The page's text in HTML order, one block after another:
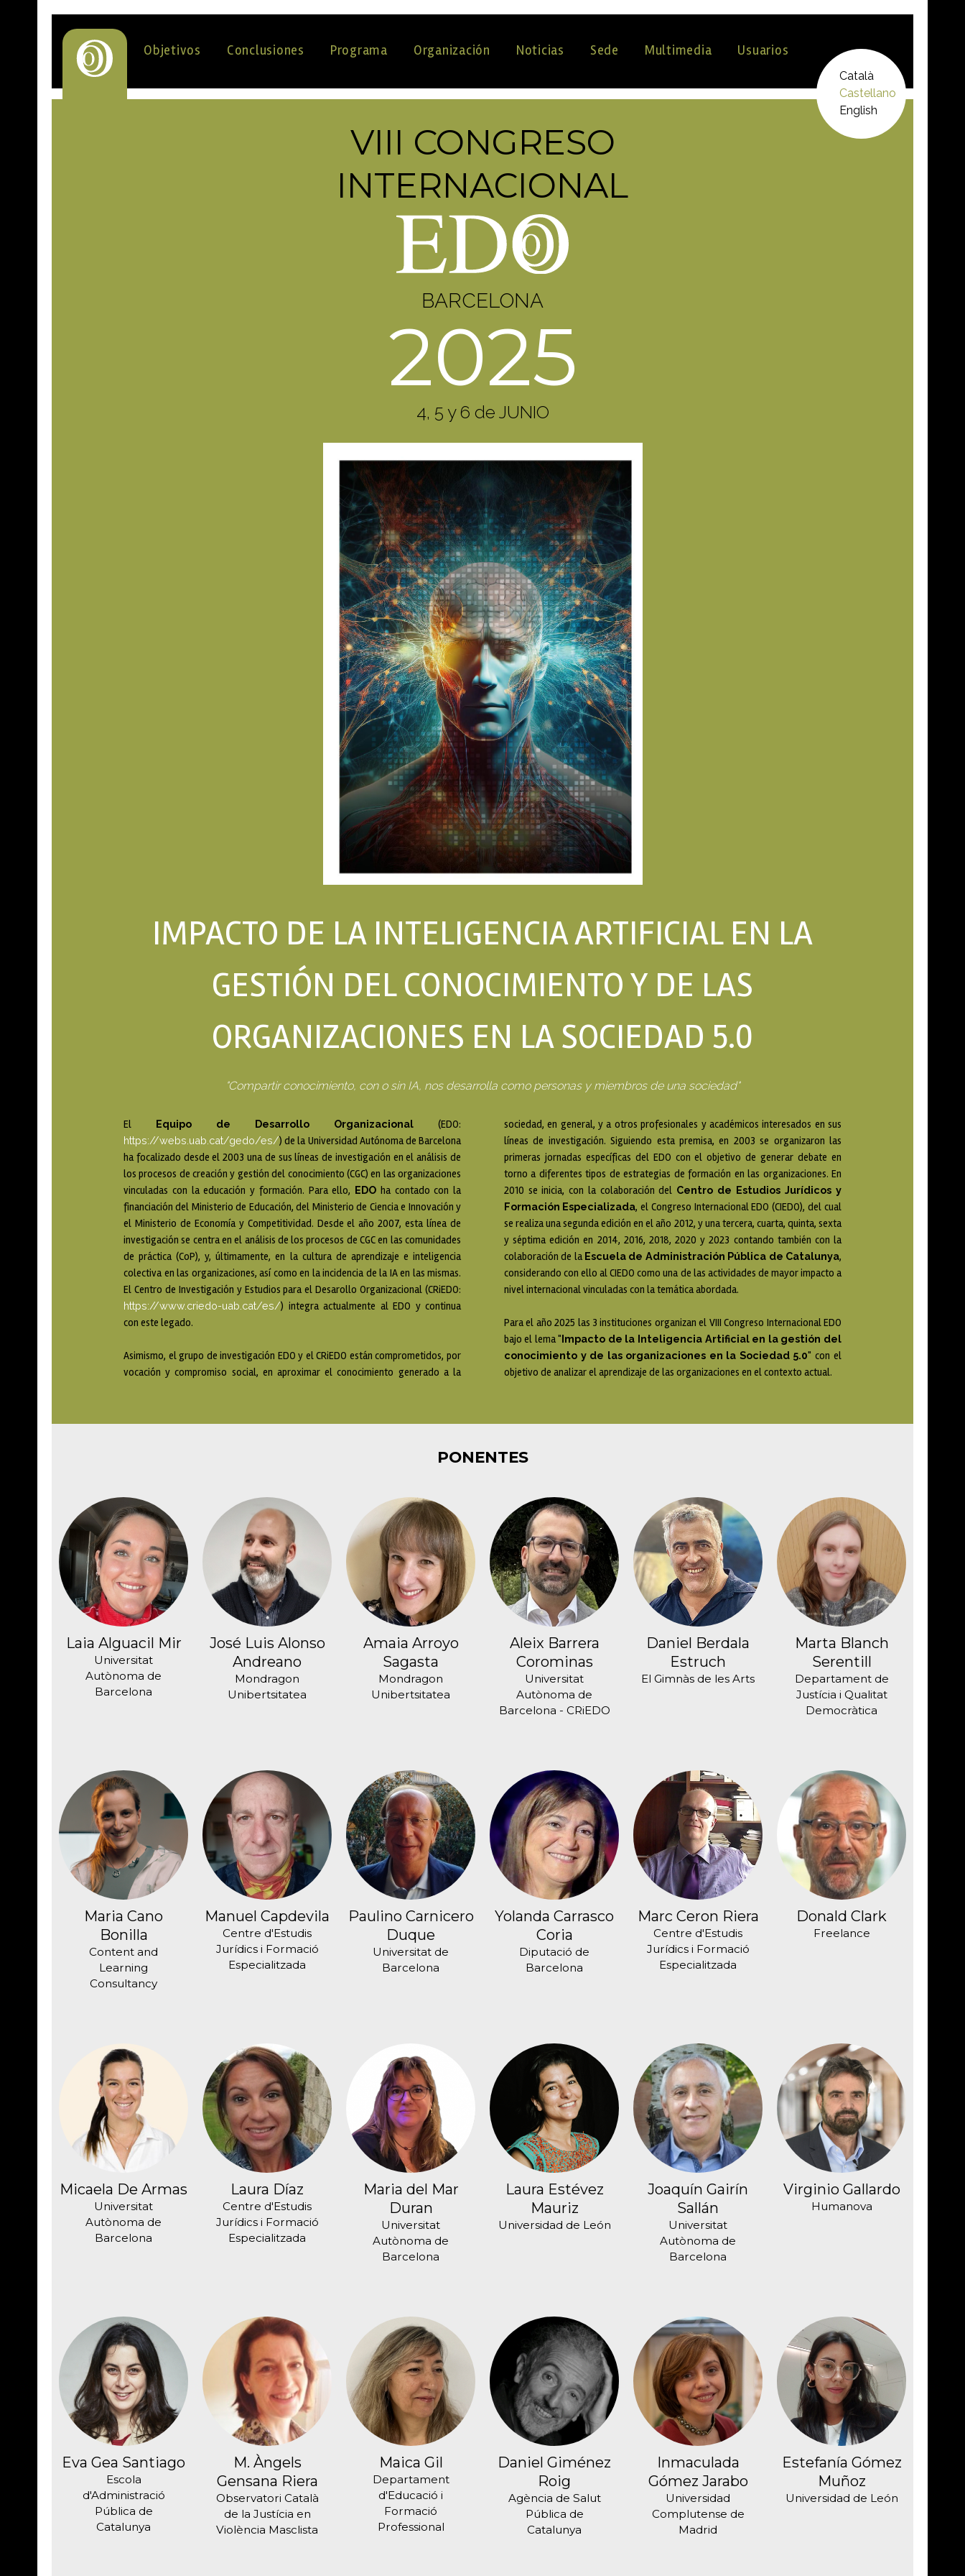
Objetivos Conclusiones Programa Organización Noticias Sede Multimedia Usuarios
Català
Castellano
English
VIII CONGRESO
INTERNACIONAL
BARCELONA
2025
4, 5 y 6 de JUNIO
IMPACTO DE LA INTELIGENCIA ARTIFICIAL EN LA
GESTIÓN DEL CONOCIMIENTO Y DE LAS
ORGANIZACIONES EN LA SOCIEDAD 5.0
"Compartir conocimiento, con o sin IA, nos desarrolla como personas y miembros de una sociedad"
El Equipo de Desarrollo Organizacional (EDO:
https://webs.uab.cat/gedo/es/) de la Universidad Autónoma de Barcelona
ha focalizado desde el 2003 una de sus líneas de investigación en el análisis de
los procesos de creación y gestión del conocimiento (CGC) en las organizaciones
vinculadas con la educación y formación. Para ello, EDO ha contado con la
financiación del Ministerio de Educación, del Ministerio de Ciencia e Innovación y
el Ministerio de Economía y Competitividad. Desde el año 2007, esta línea de
investigación se centra en el análisis de los procesos de CGC en las comunidades
de práctica (CoP), y, últimamente, en la cultura de aprendizaje e inteligencia
colectiva en las organizaciones, así como en la incidencia de la IA en las mismas.
El Centro de Investigación y Estudios para el Desarollo Organizacional (CRiEDO:
https://www.criedo-uab.cat/es/) integra actualmente al EDO y continua
con este legado.
Asimismo, el grupo de investigación EDO y el CRiEDO están comprometidos, por
vocación y compromiso social, en aproximar el conocimiento generado a la
sociedad, en general, y a otros profesionales y académicos interesados en sus
líneas de investigación. Siguiendo esta premisa, en 2003 se organizaron las
primeras jornadas específicas del EDO con el objetivo de generar debate en
torno a diferentes tipos de estrategias de formación en las organizaciones. En
2010 se inicia, con la colaboración del Centro de Estudios Jurídicos y
Formación Especializada, el Congreso Internacional EDO (CIEDO), del cual
se realiza una segunda edición en el año 2012, y una tercera, cuarta, quinta, sexta
y séptima edición en 2014, 2016, 2018, 2020 y 2023 contando también con la
colaboración de la Escuela de Administración Pública de Catalunya,
considerando con ello al CIEDO como una de las actividades de mayor impacto a
nivel internacional vinculadas con la temática abordada.
Para el año 2025 las 3 instituciones organizan el VIII Congreso Internacional EDO
bajo el lema "Impacto de la Inteligencia Artificial en la gestión del
conocimiento y de las organizaciones en la Sociedad 5.0" con el
objetivo de analizar el aprendizaje de las organizaciones en el contexto actual.
PONENTES
Laia Alguacil Mir
Universitat
Autònoma de
Barcelona
José Luis Alonso
Andreano
Mondragon
Unibertsitatea
Amaia Arroyo
Sagasta
Mondragon
Unibertsitatea
Aleix Barrera
Corominas
Universitat
Autònoma de
Barcelona - CRiEDO
Daniel Berdala
Estruch
El Gimnàs de les Arts
Marta Blanch
Serentill
Departament de
Justícia i Qualitat
Democràtica
Maria Cano
Bonilla
Content and
Learning
Consultancy
Manuel Capdevila
Centre d'Estudis
Jurídics i Formació
Especialitzada
Paulino Carnicero
Duque
Universitat de
Barcelona
Yolanda Carrasco
Coria
Diputació de
Barcelona
Marc Ceron Riera
Centre d'Estudis
Jurídics i Formació
Especialitzada
Donald Clark
Freelance
Micaela De Armas
Universitat
Autònoma de
Barcelona
Laura Díaz
Centre d'Estudis
Jurídics i Formació
Especialitzada
Maria del Mar
Duran
Universitat
Autònoma de
Barcelona
Laura Estévez
Mauriz
Universidad de León
Joaquín Gairín
Sallán
Universitat
Autònoma de
Barcelona
Virginio Gallardo
Humanova
Eva Gea Santiago
Escola
d'Administració
Pública de
Catalunya
M. Àngels
Gensana Riera
Observatori Català
de la Justícia en
Violència Masclista
Maica Gil
Departament
d'Educació i
Formació
Professional
Daniel Giménez
Roig
Agència de Salut
Pública de
Catalunya
Inmaculada
Gómez Jarabo
Universidad
Complutense de
Madrid
Estefanía Gómez
Muñoz
Universidad de León